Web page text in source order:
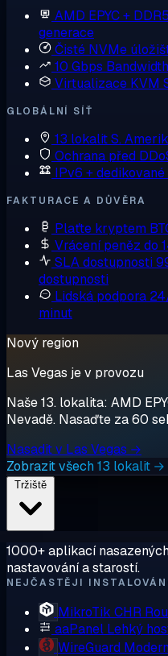
AMD EPYC + DDR5
generace
Čisté NVMe
10 Gbps Bandwidth
Virtualizace KVM
GLOBÁLNÍ SÍŤ
13 lokalitS.
Ochrana před
IPv6 +
FAKTURACE A DŮVĚRA
Plaťte kryptem
Vrácení peněz do
SLA dostupnosti
dostupnosti
Lidská podpora
minut
Nový region
Las Vegas je v provozu
Naše 13. lokalita: AMD
Nevadě. Nasaďte za 60
Nasadit v Las Vegas →
Zobrazit všech 13 lokalit →
1000+ aplikací
nastavování a starostí.
NEJČASTĚJI
MikroTik CHR
aaPanel Lehký
WireGuard